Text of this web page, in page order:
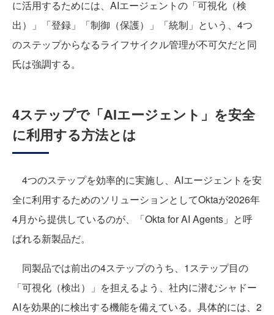
に活用するためには、AIエージェントの「可視化（検
出）」「登録」「制御（保護）」「統制」という、4つ
のステップからなるライフサイクル管理が不可欠だと同
氏は強調する。
4ステップで「AIエージェント」を安全
に利用する方法とは
4つのステップを効率的に実施し、AIエージェントを安
全に利用するためのソリューションとしてOktaが2026年
4月から提供しているのが、「Okta for AI Agents」と呼
ばれる新製品だ。
同製品では前出の4ステップのうち、1ステップ目の
「可視化（検出）」を担えるよう、社内に潜むシャドー
AIを効果的に検出する機能を備えている。具体的には、2